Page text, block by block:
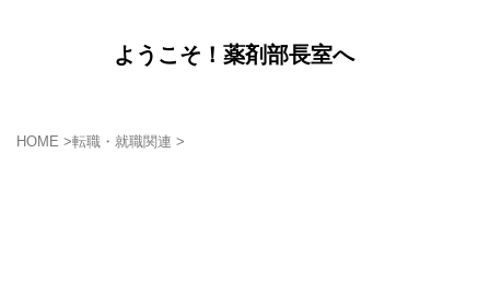
ようこそ！薬剤部長室へ
HOME >転職・就職関連 >